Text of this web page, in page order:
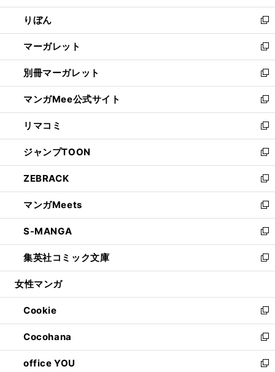
開
く
ウ
で
開
く
ン
ド
ウ
で
開
く
ウ
ィ
ン
ド
ウ
で
開
く
りぼん
新
し
い
ウ
ィ
ン
ド
ウ
で
開
く
マーガレット
新
し
い
ウ
ィ
ン
ド
ウ
で
開
く
別冊マーガレット
新
し
い
ウ
ィ
ン
ド
ウ
で
開
く
マンガMee公式サイト
新
し
い
ウ
ィ
ン
ド
ウ
で
開
く
リマコミ
新
し
い
ウ
ィ
ン
ド
ウ
で
開
く
ジャンプTOON
新
し
い
ウ
ィ
ン
ド
ウ
で
開
ZEBRACK
新
し
い
ウ
ィ
ン
ド
ウ
開
く
マンガMeets
新
し
い
ウ
ィ
ン
ウ
で
開
く
S-MANGA
新
し
い
ウ
ン
ド
ウ
で
開
く
集英社コミック文庫
新
し
ウ
ィ
ン
ド
ウ
で
女性マンガ
Cookie
新
し
い
ウ
ィ
Cocohana
新
し
い
office YOU 新